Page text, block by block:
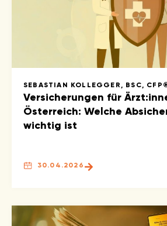
SEBASTIAN KOLLEGGER, BSC,
Versicherungen für
Österreich: Welche
wichtig ist
30.04.2026